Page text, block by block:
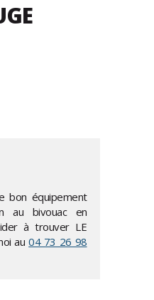
bon équipement
au bivouac en
à trouver LE
au04 73 26 98